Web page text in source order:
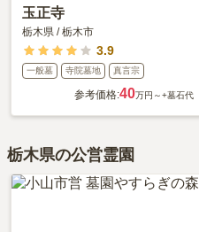
玉正寺
栃木県 /栃木市
3.9
一般墓 寺院墓地 真言宗
参考価格:40万円～+墓石代
栃木県の公営霊園